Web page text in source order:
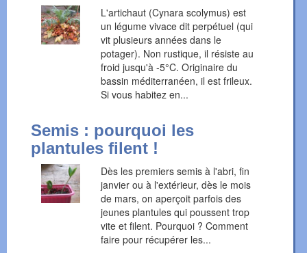
L'artichaut (Cynara scolymus) est
un légume vivace dit perpétuel (qui
vit plusieurs années dans le
potager). Non rustique, il résiste au
froid jusqu'à -5°C. Originaire du
bassin méditerranéen, il est frileux.
Si vous habitez en...
Semis : pourquoi les
plantules filent !
Dès les premiers semis à l'abri, fin
janvier ou à l'extérieur, dès le mois
de mars, on aperçoit parfois des
jeunes plantules qui poussent trop
vite et filent. Pourquoi ? Comment
faire pour récupérer les...